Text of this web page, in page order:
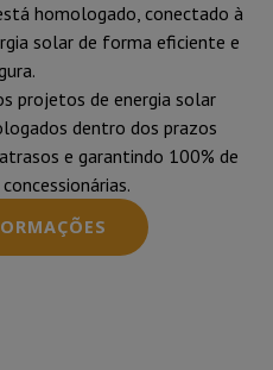
homologado, conectado à
solar de forma eficiente e
projetos de energia solar
dentro dos prazos
e garantindo 100% de